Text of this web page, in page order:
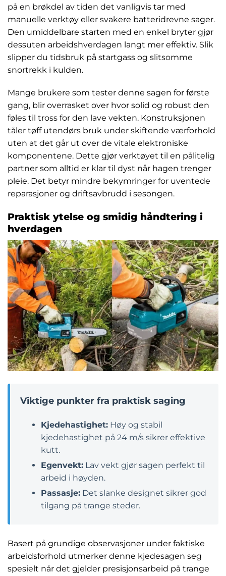
på en brøkdel av tiden det vanligvis tar med
manuelle verktøy eller svakere batteridrevne sager.
Den umiddelbare starten med en enkel bryter gjør
dessuten arbeidshverdagen langt mer effektiv. Slik
slipper du tidsbruk på startgass og slitsomme
snortrekk i kulden.
Mange brukere som tester denne sagen for første
gang, blir overrasket over hvor solid og robust den
føles til tross for den lave vekten. Konstruksjonen
tåler tøff utendørs bruk under skiftende værforhold
uten at det går ut over de vitale elektroniske
komponentene. Dette gjør verktøyet til en pålitelig
partner som alltid er klar til dyst når hagen trenger
pleie. Det betyr mindre bekymringer for uventede
reparasjoner og driftsavbrudd i sesongen.
Praktisk ytelse og smidig håndtering i
hverdagen
Viktige punkter fra praktisk saging
Kjedehastighet:Høy og stabil
kjedehastighet på 24 m/s sikrer effektive
kutt.
Egenvekt:Lav vekt gjør sagen perfekt til
arbeid i høyden.
Passasje:Det slanke designet sikrer god
tilgang på trange steder.
Basert på grundige observasjoner under faktiske
arbeidsforhold utmerker denne kjedesagen seg
spesielt når det gjelder presisjonsarbeid på trange